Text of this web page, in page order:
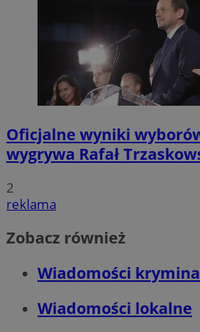
Oficjalne wyniki
wygrywa Rafał
2
reklama
Zobacz również
Wiadomości
Wiadomości lokalne